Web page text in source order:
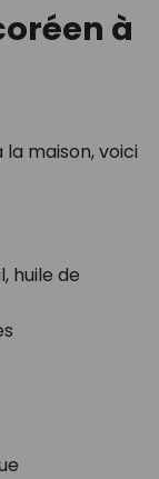
à
maison, voici
huile de